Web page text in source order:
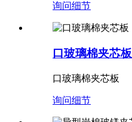
询问细节
口玻璃棉夹芯板
口玻璃棉夹芯板
询问细节